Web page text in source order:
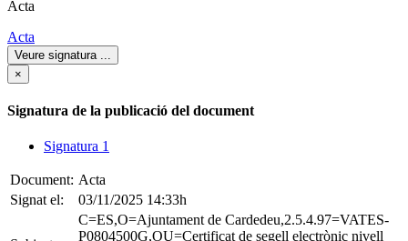
Acta
Acta
Veure signatura
×
Signatura de la publicació del document
Signatura 1
Document: Acta
Signat el:
03/11/2025 14:33h
C=ES,O=Ajuntament de Cardedeu,2.5.4.97=VATES-
P0804500G,OU=Certificat de segell electrònic nivell